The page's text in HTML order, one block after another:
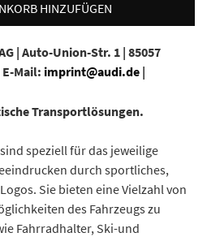
HINZUFÜGEN
| Auto-Union-Str. 1 | 85057
E-Mail: imprint@audi.de |
Transportlösungen.
speziell für das jeweilige
durch sportliches,
Sie bieten eine Vielzahl von
des Fahrzeugs zu
Fahrradhalter, Ski-und